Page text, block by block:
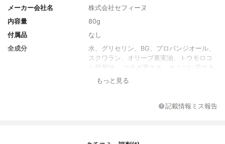
メーカー会社名
株式会社セフィーヌ
内容量
80g
付属品
なし
全成分
水、グリセリン、BG、プロパンジオール、
スクワラン、オリーブ果実油、トウモロコ
シ胚芽油 、ヨモギ葉エキ、カミツレ花エキ
ス、フユボダイジュ花エキス、エンテロコ
グルコシド、リン酸アスコルビルMg、テト
もっと見る
記載情報ミス報告